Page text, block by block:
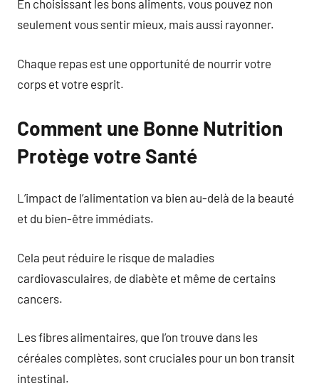
En choisissant les bons aliments, vous pouvez non
seulement vous sentir mieux, mais aussi rayonner.
Chaque repas est une opportunité de nourrir votre
corps et votre esprit.
Comment une Bonne Nutrition
Protège votre Santé
L’impact de l’alimentation va bien au-delà de la beauté
et du bien-être immédiats.
Cela peut réduire le risque de maladies
cardiovasculaires, de diabète et même de certains
cancers.
Les fibres alimentaires, que l’on trouve dans les
céréales complètes, sont cruciales pour un bon transit
intestinal.